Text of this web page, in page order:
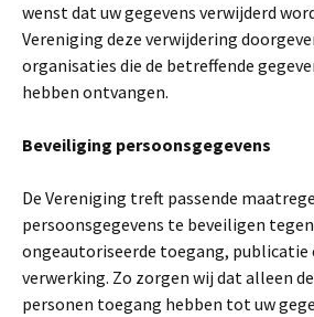
wenst dat uw gegevens verwijderd
Vereniging deze verwijdering
organisaties die de betreffende
hebben ontvangen.
Beveiliging persoonsgegevens
De Vereniging treft passende
persoonsgegevens te beveiligen
ongeautoriseerde toegang,
verwerking. Zo zorgen wij dat alleen
personen toegang hebben tot uw